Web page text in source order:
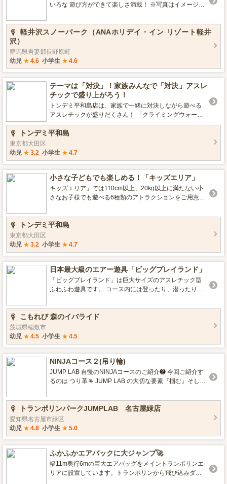
いろな 遊び方ができて楽しさ満載！ ※写真はイメージで
軽井沢スノーパーク（ANAホリデイ・イン リゾート軽井
沢）
群馬県吾妻郡長野原町
幼児 ★ 4.6 小学生 ★ 4.6
テーマは「対決」！家族みんなで「対決」アスレ
チックで盛り上がろう！
トンデミ平和島店は、家族で一緒に対決しながら遊べる
アスレチックが盛りだくさん！ 「クライミングウォール
エリア」、「エアーランエリア」、「ペダルカートエリ
ア」などほかの施設では体験できないような身体を動か
てあります。 運動不足な親御様もぜひお子様と一緒にト
ンデミ平和島店で思いっきり身体を動かしてみてはいか
がでしょうか？
トンデミ平和島
東京都大田区
幼児 ★ 3.2 小学生 ★ 4.7
小さな子どもでも楽しめる！「キッズエリア」
キッズエリア」では110cm以上、20kg以上に満たない小
さなお子様でも遊べる6種類のアトラクションをご用意し
り、はねたり、くぐったり、のぼったりとのびのびと遊
ぶことができるエリアとなっていますのでお子様も大満
きないお子様も十分にトンデミを楽しんでもらえるエリ
アとなっています。 3歳以上のお子様 2時間850円（キ
ッズエリアは120cm以上のお子様はご利用できません）
保護者様は2時間600円（各アトラクション、キッズエリ
アで遊ぶことはできません。） 0～1歳のお子様は無料で
入場できます（各アトラクション、キッズエリアで遊ぶ
トンデミ平和島
東京都大田区
幼児 ★ 3.2 小学生 ★ 4.7
日本最大級のエアー遊具「ビッグプレイランド」
「ビッグプレイランド」は巨大サイズのアスレチック型
ふわふわ遊具です。 コース内には登ったり、潜ったり、
らの障害物をクリアしながらゴールを目指します。 毎週
土日祝のみ営業 2周 1,500円 ※お子様1名につき、保護
※5歳から小学生は保護者（18歳以上）の同伴が必
要です。 １周 コース長さ300m超（大人でおよそ20分
程度）
こもれび 森のイバライド
茨城県稲敷市
幼児 ★ 4.5 小学生 ★ 4.5
NINJAコース２(吊り輪)
JUMP LAB 自慢のNINJAコースのご紹介❷ 今回ご紹介す
るのは つり革👊 JUMP LAB の大切な要素『掴む』そして
も落ちたってスポンジプールだから大丈夫✌️ 先日はスポ
ーツインストラクターの方も挑戦されていましたが難し
いと評価頂きました😉 難易度高いですが自信のある方は
是非 チャレンジしてみてください👊
トランポリンパークJUMPLAB 名古屋緑店
愛知県名古屋市緑区
幼児 ★ 4.8 小学生 ★ 5.0
ふかふかエアバックに大ジャンプ🚀
幅11m奥行6mの巨大エアバッグをメイントランポリンエ
リアに設置しています。トランポリンから飛び込みダイ